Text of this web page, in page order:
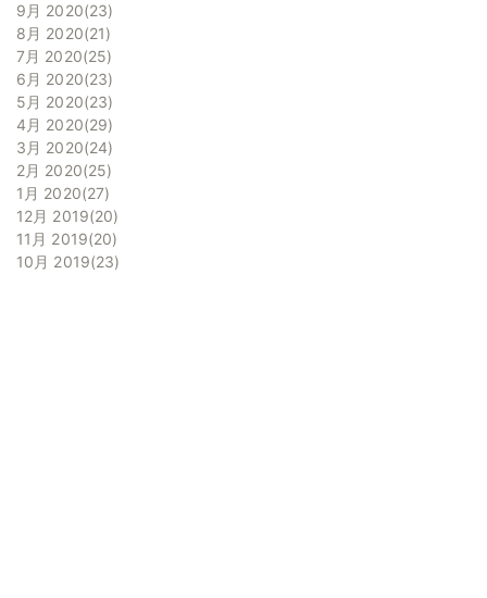
9月 2020 23
8月 2020 21
7月 2020 25
6月 2020 23
5月 2020 23
4月 2020 29
3月 2020 24
2月 2020 25
1月 2020 27
12月 2019 20
11月 2019 20
10月 2019 23